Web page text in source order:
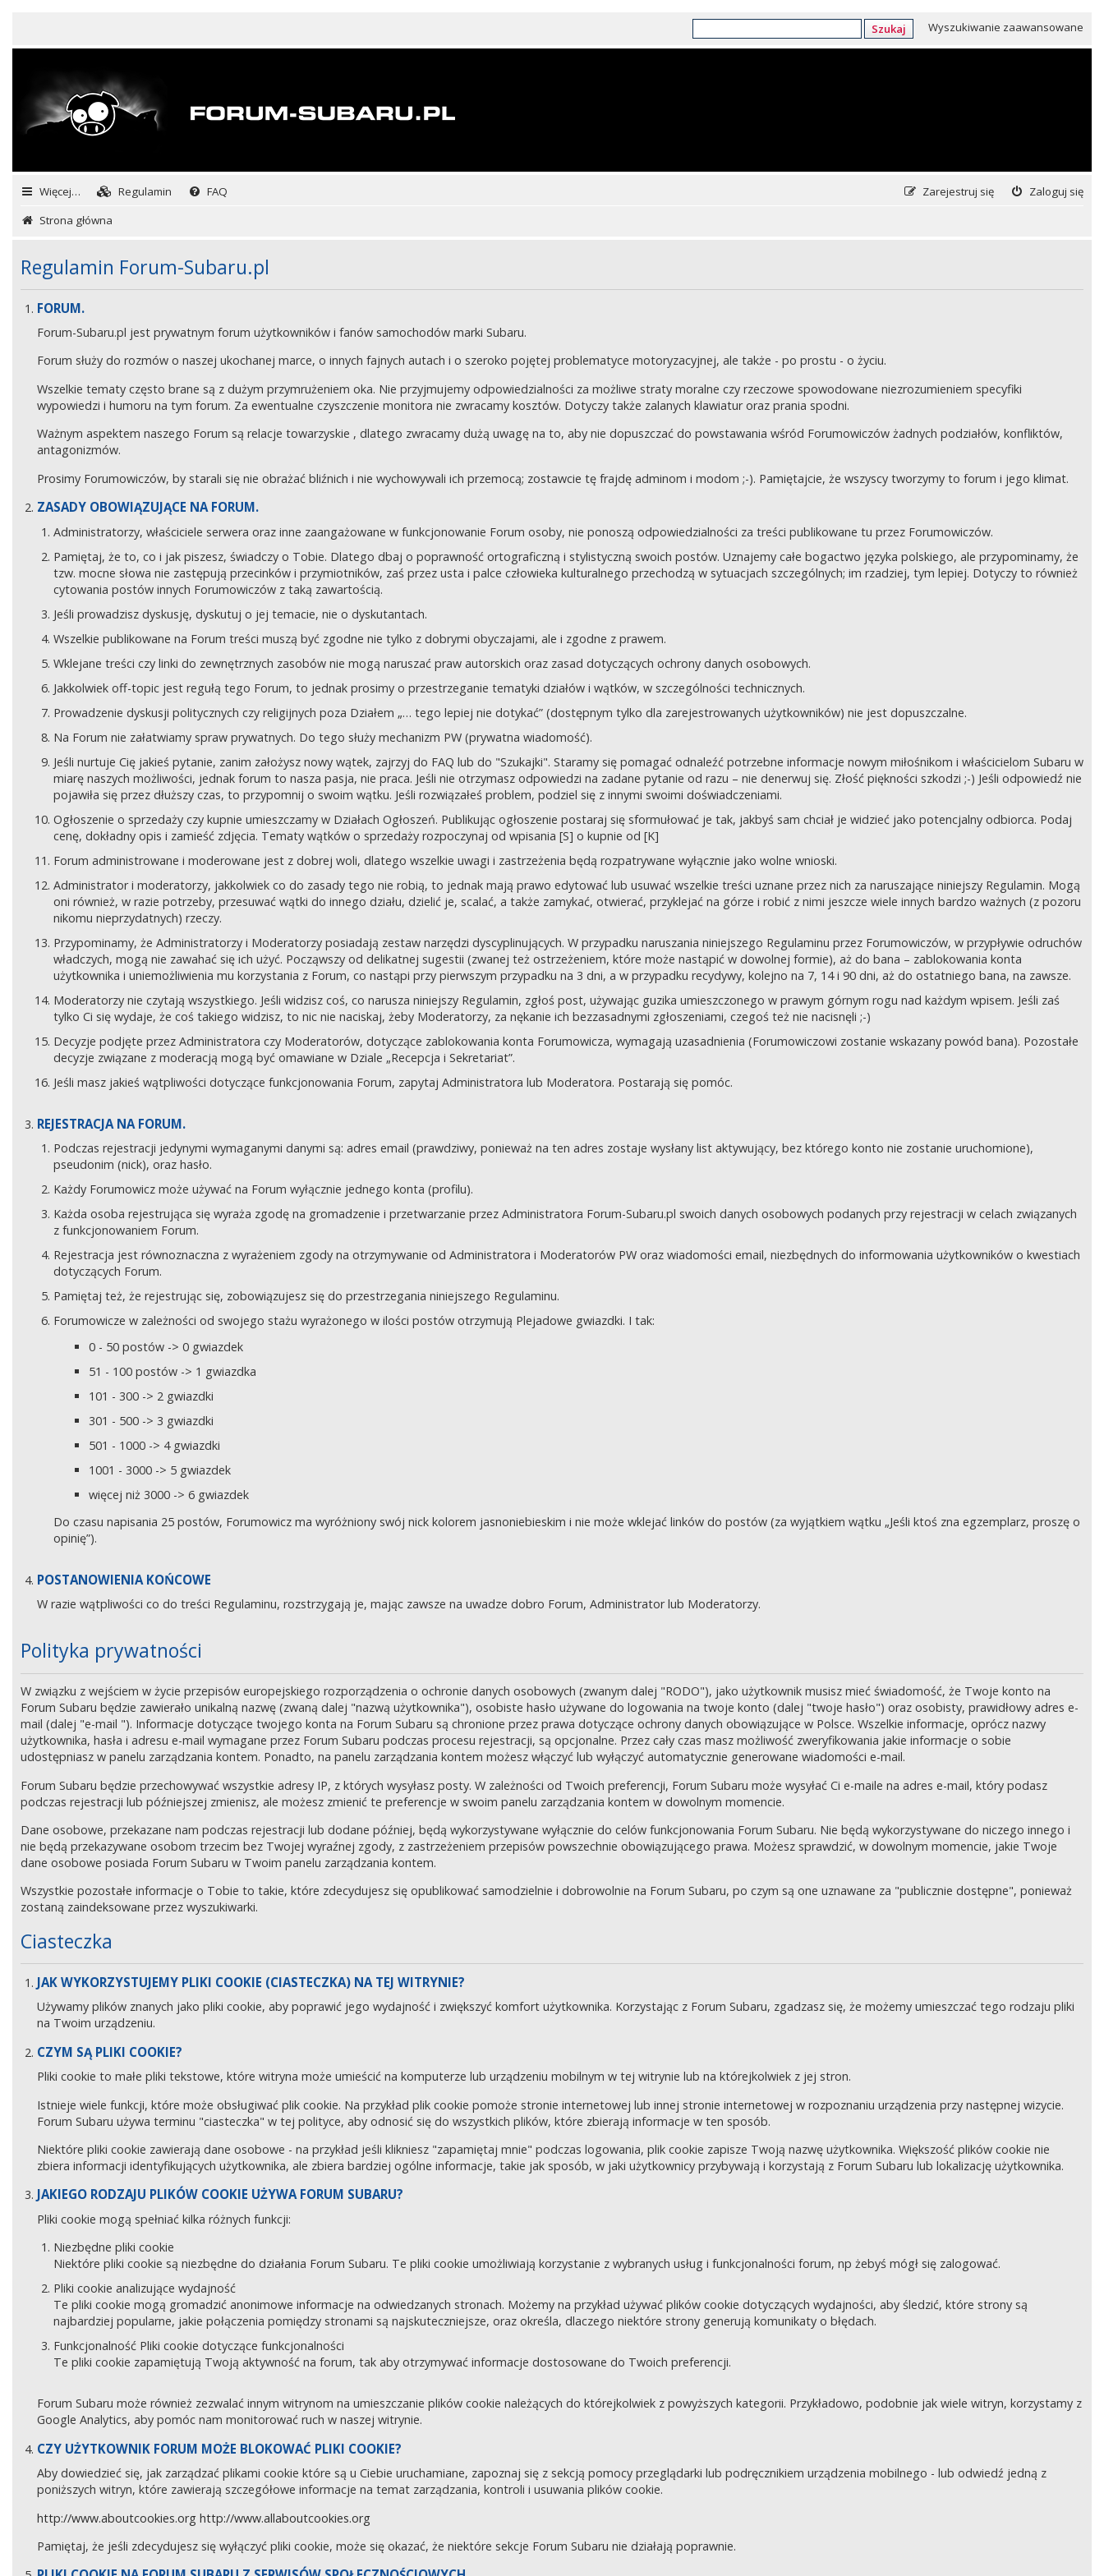
Szukaj Wyszukiwanie zaawansowane
Więcej… Regulamin FAQ Zaloguj się
Zarejestruj się
Strona główna
Regulamin Forum-Subaru.pl
FORUM.
Forum-Subaru.pl jest prywatnym forum użytkowników i fanów samochodów marki Subaru.
Forum służy do rozmów o naszej ukochanej marce, o innych fajnych autach i o szeroko pojętej problematyce motoryzacyjnej, ale także - po prostu - o życiu.
Wszelkie tematy często brane są z dużym przymrużeniem oka. Nie przyjmujemy odpowiedzialności za możliwe straty moralne czy rzeczowe spowodowane niezrozumieniem specyfiki
wypowiedzi i humoru na tym forum. Za ewentualne czyszczenie monitora nie zwracamy kosztów. Dotyczy także zalanych klawiatur oraz prania spodni.
Ważnym aspektem naszego Forum są relacje towarzyskie , dlatego zwracamy dużą uwagę na to, aby nie dopuszczać do powstawania wśród Forumowiczów żadnych podziałów, konfliktów,
antagonizmów.
Prosimy Forumowiczów, by starali się nie obrażać bliźnich i nie wychowywali ich przemocą; zostawcie tę frajdę adminom i modom ;-). Pamiętajcie, że wszyscy tworzymy to forum i jego klimat.
ZASADY OBOWIĄZUJĄCE NA FORUM.
Administratorzy, właściciele serwera oraz inne zaangażowane w funkcjonowanie Forum osoby, nie ponoszą odpowiedzialności za treści publikowane tu przez Forumowiczów.
Pamiętaj, że to, co i jak piszesz, świadczy o Tobie. Dlatego dbaj o poprawność ortograficzną i stylistyczną swoich postów. Uznajemy całe bogactwo języka polskiego, ale przypominamy, że
tzw. mocne słowa nie zastępują przecinków i przymiotników, zaś przez usta i palce człowieka kulturalnego przechodzą w sytuacjach szczególnych; im rzadziej, tym lepiej. Dotyczy to również
cytowania postów innych Forumowiczów z taką zawartością.
Jeśli prowadzisz dyskusję, dyskutuj o jej temacie, nie o dyskutantach.
Wszelkie publikowane na Forum treści muszą być zgodne nie tylko z dobrymi obyczajami, ale i zgodne z prawem.
Wklejane treści czy linki do zewnętrznych zasobów nie mogą naruszać praw autorskich oraz zasad dotyczących ochrony danych osobowych.
Jakkolwiek off-topic jest regułą tego Forum, to jednak prosimy o przestrzeganie tematyki działów i wątków, w szczególności technicznych.
Prowadzenie dyskusji politycznych czy religijnych poza Działem „… tego lepiej nie dotykać” (dostępnym tylko dla zarejestrowanych użytkowników) nie jest dopuszczalne.
Na Forum nie załatwiamy spraw prywatnych. Do tego służy mechanizm PW (prywatna wiadomość).
Jeśli nurtuje Cię jakieś pytanie, zanim założysz nowy wątek, zajrzyj do FAQ lub do "Szukajki". Staramy się pomagać odnaleźć potrzebne informacje nowym miłośnikom i właścicielom Subaru w
miarę naszych możliwości, jednak forum to nasza pasja, nie praca. Jeśli nie otrzymasz odpowiedzi na zadane pytanie od razu – nie denerwuj się. Złość piękności szkodzi ;-) Jeśli odpowiedź nie
pojawiła się przez dłuższy czas, to przypomnij o swoim wątku. Jeśli rozwiązałeś problem, podziel się z innymi swoimi doświadczeniami.
Ogłoszenie o sprzedaży czy kupnie umieszczamy w Działach Ogłoszeń. Publikując ogłoszenie postaraj się sformułować je tak, jakbyś sam chciał je widzieć jako potencjalny odbiorca. Podaj
cenę, dokładny opis i zamieść zdjęcia. Tematy wątków o sprzedaży rozpoczynaj od wpisania [S] o kupnie od [K]
Forum administrowane i moderowane jest z dobrej woli, dlatego wszelkie uwagi i zastrzeżenia będą rozpatrywane wyłącznie jako wolne wnioski.
Administrator i moderatorzy, jakkolwiek co do zasady tego nie robią, to jednak mają prawo edytować lub usuwać wszelkie treści uznane przez nich za naruszające niniejszy Regulamin. Mogą
oni również, w razie potrzeby, przesuwać wątki do innego działu, dzielić je, scalać, a także zamykać, otwierać, przyklejać na górze i robić z nimi jeszcze wiele innych bardzo ważnych (z pozoru
nikomu nieprzydatnych) rzeczy.
Przypominamy, że Administratorzy i Moderatorzy posiadają zestaw narzędzi dyscyplinujących. W przypadku naruszania niniejszego Regulaminu przez Forumowiczów, w przypływie odruchów
władczych, mogą nie zawahać się ich użyć. Począwszy od delikatnej sugestii (zwanej też ostrzeżeniem, które może nastąpić w dowolnej formie), aż do bana – zablokowania konta
użytkownika i uniemożliwienia mu korzystania z Forum, co nastąpi przy pierwszym przypadku na 3 dni, a w przypadku recydywy, kolejno na 7, 14 i 90 dni, aż do ostatniego bana, na zawsze.
Moderatorzy nie czytają wszystkiego. Jeśli widzisz coś, co narusza niniejszy Regulamin, zgłoś post, używając guzika umieszczonego w prawym górnym rogu nad każdym wpisem. Jeśli zaś
tylko Ci się wydaje, że coś takiego widzisz, to nic nie naciskaj, żeby Moderatorzy, za nękanie ich bezzasadnymi zgłoszeniami, czegoś też nie nacisnęli ;-)
Decyzje podjęte przez Administratora czy Moderatorów, dotyczące zablokowania konta Forumowicza, wymagają uzasadnienia (Forumowiczowi zostanie wskazany powód bana). Pozostałe
decyzje związane z moderacją mogą być omawiane w Dziale „Recepcja i Sekretariat”.
Jeśli masz jakieś wątpliwości dotyczące funkcjonowania Forum, zapytaj Administratora lub Moderatora. Postarają się pomóc.
REJESTRACJA NA FORUM.
Podczas rejestracji jedynymi wymaganymi danymi są: adres email (prawdziwy, ponieważ na ten adres zostaje wysłany list aktywujący, bez którego konto nie zostanie uruchomione),
pseudonim (nick), oraz hasło.
Każdy Forumowicz może używać na Forum wyłącznie jednego konta (profilu).
Każda osoba rejestrująca się wyraża zgodę na gromadzenie i przetwarzanie przez Administratora Forum-Subaru.pl swoich danych osobowych podanych przy rejestracji w celach związanych
z funkcjonowaniem Forum.
Rejestracja jest równoznaczna z wyrażeniem zgody na otrzymywanie od Administratora i Moderatorów PW oraz wiadomości email, niezbędnych do informowania użytkowników o kwestiach
dotyczących Forum.
Pamiętaj też, że rejestrując się, zobowiązujesz się do przestrzegania niniejszego Regulaminu.
Forumowicze w zależności od swojego stażu wyrażonego w ilości postów otrzymują Plejadowe gwiazdki. I tak:
0 - 50 postów -> 0 gwiazdek
51 - 100 postów -> 1 gwiazdka
101 - 300 -> 2 gwiazdki
301 - 500 -> 3 gwiazdki
501 - 1000 -> 4 gwiazdki
1001 - 3000 -> 5 gwiazdek
więcej niż 3000 -> 6 gwiazdek
Do czasu napisania 25 postów, Forumowicz ma wyróżniony swój nick kolorem jasnoniebieskim i nie może wklejać linków do postów (za wyjątkiem wątku „Jeśli ktoś zna egzemplarz, proszę o
opinię”).
POSTANOWIENIA KOŃCOWE
W razie wątpliwości co do treści Regulaminu, rozstrzygają je, mając zawsze na uwadze dobro Forum, Administrator lub Moderatorzy.
Polityka prywatności
W związku z wejściem w życie przepisów europejskiego rozporządzenia o ochronie danych osobowych (zwanym dalej "RODO"), jako użytkownik musisz mieć świadomość, że Twoje konto na
Forum Subaru będzie zawierało unikalną nazwę (zwaną dalej "nazwą użytkownika"), osobiste hasło używane do logowania na twoje konto (dalej "twoje hasło") oraz osobisty, prawidłowy adres e-
mail (dalej "e-mail "). Informacje dotyczące twojego konta na Forum Subaru są chronione przez prawa dotyczące ochrony danych obowiązujące w Polsce. Wszelkie informacje, oprócz nazwy
użytkownika, hasła i adresu e-mail wymagane przez Forum Subaru podczas procesu rejestracji, są opcjonalne. Przez cały czas masz możliwość zweryfikowania jakie informacje o sobie
udostępniasz w panelu zarządzania kontem. Ponadto, na panelu zarządzania kontem możesz włączyć lub wyłączyć automatycznie generowane wiadomości e-mail.
Forum Subaru będzie przechowywać wszystkie adresy IP, z których wysyłasz posty. W zależności od Twoich preferencji, Forum Subaru może wysyłać Ci e-maile na adres e-mail, który podasz
podczas rejestracji lub późniejszej zmienisz, ale możesz zmienić te preferencje w swoim panelu zarządzania kontem w dowolnym momencie.
Dane osobowe, przekazane nam podczas rejestracji lub dodane później, będą wykorzystywane wyłącznie do celów funkcjonowania Forum Subaru. Nie będą wykorzystywane do niczego innego i
nie będą przekazywane osobom trzecim bez Twojej wyraźnej zgody, z zastrzeżeniem przepisów powszechnie obowiązującego prawa. Możesz sprawdzić, w dowolnym momencie, jakie Twoje
dane osobowe posiada Forum Subaru w Twoim panelu zarządzania kontem.
Wszystkie pozostałe informacje o Tobie to takie, które zdecydujesz się opublikować samodzielnie i dobrowolnie na Forum Subaru, po czym są one uznawane za "publicznie dostępne", ponieważ
zostaną zaindeksowane przez wyszukiwarki.
Ciasteczka
JAK WYKORZYSTUJEMY PLIKI COOKIE (CIASTECZKA) NA TEJ WITRYNIE?
Używamy plików znanych jako pliki cookie, aby poprawić jego wydajność i zwiększyć komfort użytkownika. Korzystając z Forum Subaru, zgadzasz się, że możemy umieszczać tego rodzaju pliki
na Twoim urządzeniu.
CZYM SĄ PLIKI COOKIE?
Pliki cookie to małe pliki tekstowe, które witryna może umieścić na komputerze lub urządzeniu mobilnym w tej witrynie lub na którejkolwiek z jej stron.
Istnieje wiele funkcji, które może obsługiwać plik cookie. Na przykład plik cookie pomoże stronie internetowej lub innej stronie internetowej w rozpoznaniu urządzenia przy następnej wizycie.
Forum Subaru używa terminu "ciasteczka" w tej polityce, aby odnosić się do wszystkich plików, które zbierają informacje w ten sposób.
Niektóre pliki cookie zawierają dane osobowe - na przykład jeśli klikniesz "zapamiętaj mnie" podczas logowania, plik cookie zapisze Twoją nazwę użytkownika. Większość plików cookie nie
zbiera informacji identyfikujących użytkownika, ale zbiera bardziej ogólne informacje, takie jak sposób, w jaki użytkownicy przybywają i korzystają z Forum Subaru lub lokalizację użytkownika.
JAKIEGO RODZAJU PLIKÓW COOKIE UŻYWA FORUM SUBARU?
Pliki cookie mogą spełniać kilka różnych funkcji:
Niezbędne pliki cookie
Niektóre pliki cookie są niezbędne do działania Forum Subaru. Te pliki cookie umożliwiają korzystanie z wybranych usług i funkcjonalności forum, np żebyś mógł się zalogować.
Pliki cookie analizujące wydajność
Te pliki cookie mogą gromadzić anonimowe informacje na odwiedzanych stronach. Możemy na przykład używać plików cookie dotyczących wydajności, aby śledzić, które strony są
najbardziej popularne, jakie połączenia pomiędzy stronami są najskuteczniejsze, oraz określa, dlaczego niektóre strony generują komunikaty o błędach.
Funkcjonalność Pliki cookie dotyczące funkcjonalności
Te pliki cookie zapamiętują Twoją aktywność na forum, tak aby otrzymywać informacje dostosowane do Twoich preferencji.
Forum Subaru może również zezwalać innym witrynom na umieszczanie plików cookie należących do którejkolwiek z powyższych kategorii. Przykładowo, podobnie jak wiele witryn, korzystamy z
Google Analytics, aby pomóc nam monitorować ruch w naszej witrynie.
CZY UŻYTKOWNIK FORUM MOŻE BLOKOWAĆ PLIKI COOKIE?
Aby dowiedzieć się, jak zarządzać plikami cookie które są u Ciebie uruchamiane, zapoznaj się z sekcją pomocy przeglądarki lub podręcznikiem urządzenia mobilnego - lub odwiedź jedną z
poniższych witryn, które zawierają szczegółowe informacje na temat zarządzania, kontroli i usuwania plików cookie.
http://www.aboutcookies.org http://www.allaboutcookies.org
Pamiętaj, że jeśli zdecydujesz się wyłączyć pliki cookie, może się okazać, że niektóre sekcje Forum Subaru nie działają poprawnie.